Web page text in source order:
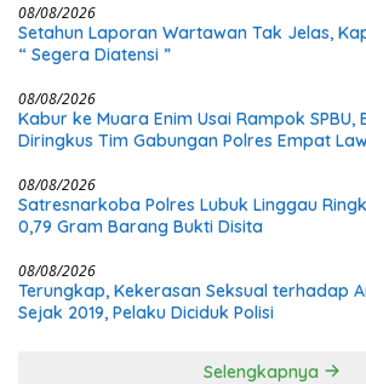
08/08/2026
Setahun Laporan Wartawan Tak Jelas,
“ Segera Diatensi ”
08/08/2026
Kabur ke Muara Enim Usai Rampok SPBU,
Diringkus Tim Gabungan Polres Empat
08/08/2026
Satresnarkoba Polres Lubuk Linggau
0,79 Gram Barang Bukti Disita
08/08/2026
Terungkap, Kekerasan Seksual terhadap
Sejak 2019, Pelaku Diciduk Polisi
Selengkapnya